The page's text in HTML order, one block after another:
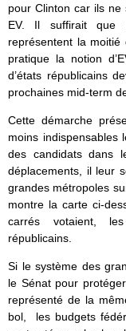
pour Clinton car ils
EV. Il suffirait que
représentent la
pratique la notion
d’états républicains
prochaines mid-term
Cette démarche
moins indispensables
des candidats dans
déplacements, il leur
grandes métropoles
montre la carte ci-
carrés votaient, les
républicains.
Si le système des
le Sénat pour
représenté de la
bol, les budgets